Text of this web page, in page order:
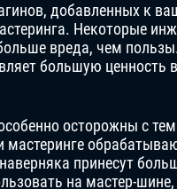
добавленных к
Некоторые
вреда, чем
большую
осторожны с
мастеринге
принесут
на мастер-